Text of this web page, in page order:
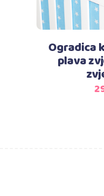
Ogradica
plava